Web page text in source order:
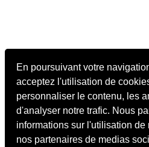
En poursuivant votre
acceptez l'utilisation de
personnaliser le contenu, les
d'analyser notre trafic. Nous
informations sur l'utilisation de
nos partenaires de medias